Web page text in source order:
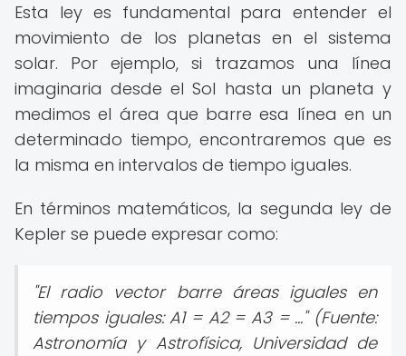
Esta ley es fundamental para entender el
movimiento de los planetas en el sistema
solar. Por ejemplo, si trazamos una línea
imaginaria desde el Sol hasta un planeta y
medimos el área que barre esa línea en un
determinado tiempo, encontraremos que es
la misma en intervalos de tiempo iguales.
En términos matemáticos, la segunda ley de
Kepler se puede expresar como:
"El radio vector barre áreas iguales en
tiempos iguales: A1 = A2 = A3 = ..." (Fuente:
Astronomía y Astrofísica, Universidad de